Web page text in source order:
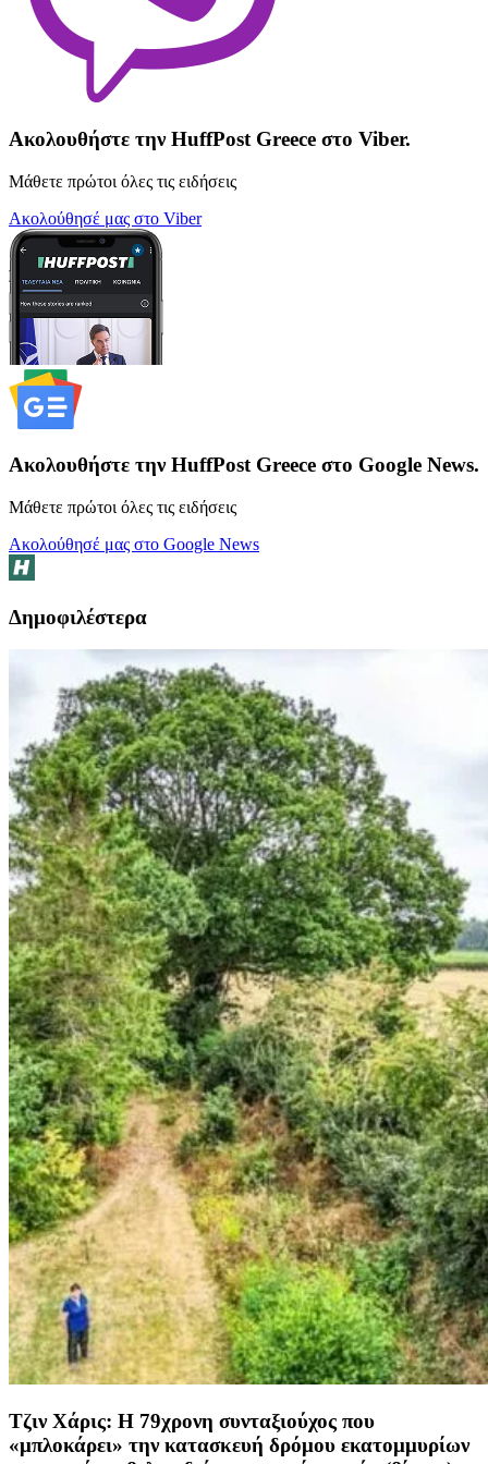
Ακολουθήστε την HuffPost Greece στο Viber.
Μάθετε πρώτοι όλες τις ειδήσεις
Ακολούθησέ μας στο Viber
Ακολουθήστε την HuffPost Greece στο Google News.
Μάθετε πρώτοι όλες τις ειδήσεις
Ακολούθησέ μας στο Google News
Δημοφιλέστερα
Τζιν Χάρις: Η 79χρονη συνταξιούχος που
«μπλοκάρει» την κατασκευή δρόμου εκατομμυρίων